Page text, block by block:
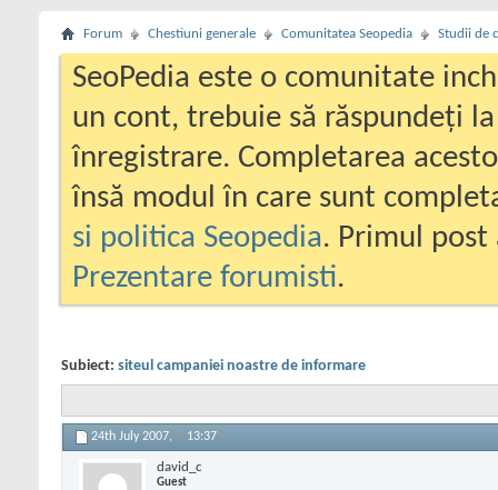
Forum Chestiuni generale Comunitatea Seopedia Studii de
SeoPedia este o comunitate
un cont, trebuie să răspundeți
înregistrare. Completarea
însă modul în care sunt
si politica Seopedia. Primul
Prezentare forumisti.
Subiect: siteul campaniei noastre de informare
24th July 2007, 13:37
david_c
Guest